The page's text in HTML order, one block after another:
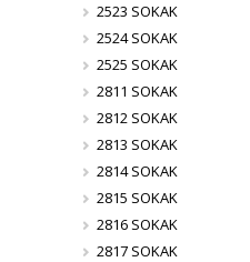
2523 SOKAK
2524 SOKAK
2525 SOKAK
2811 SOKAK
2812 SOKAK
2813 SOKAK
2814 SOKAK
2815 SOKAK
2816 SOKAK
2817 SOKAK